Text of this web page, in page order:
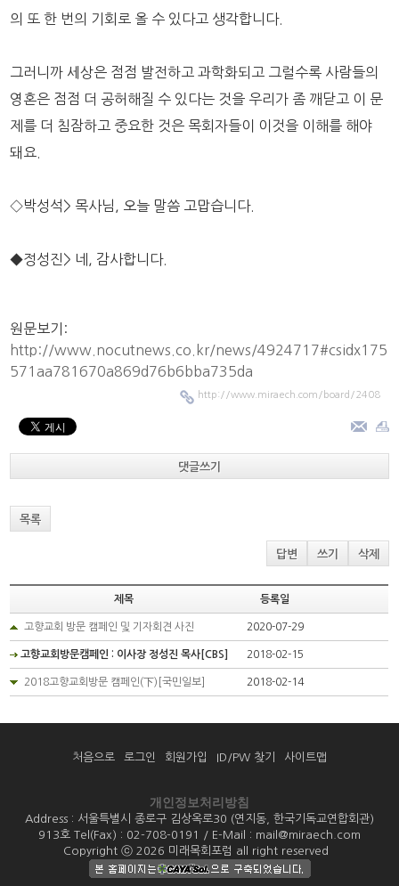
의 또 한 번의 기회로 올 수 있다고 생각합니다.
그러니까 세상은 점점 발전하고 과학화되고 그럴수록 사람들의
영혼은 점점 더 공허해질 수 있다는 것을 우리가 좀 깨닫고 이 문
제를 더 침잠하고 중요한 것은 목회자들이 이것을 이해를 해야
돼요.
◇박성석> 목사님, 오늘 말씀 고맙습니다.
◆정성진> 네, 감사합니다.
원문보기:
http://www.nocutnews.co.kr/news/4924717#csidx175
571aa781670a869d76b6bba735da
http://www.miraech.com/board/2408
댓글쓰기
목록
답변 쓰기 삭제
제목 등록일
고향교회 방문 캠페인 및 기자회견 사진 2020-07-29
고향교회방문캠페인 : 이사장 정성진 목사[CBS] 2018-02-15
2018고향교회방문 캠페인(下)[국민일보] 2018-02-14
처음으로 로그인 회원가입 ID/PW 찾기 사이트맵
개인정보처리방침
Address : 서울특별시 종로구 김상옥로30 (연지동, 한국기독교연합회관)
913호 Tel(Fax) : 02-708-0191 / E-Mail : mail@miraech.com
Copyright ⓒ 2026 미래목회포럼 all right reserved